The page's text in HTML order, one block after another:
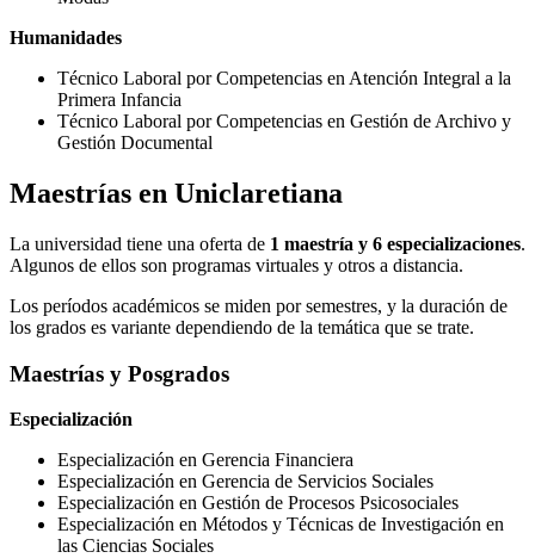
Humanidades
Técnico Laboral por Competencias en Atención Integral a la
Primera Infancia
Técnico Laboral por Competencias en Gestión de Archivo y
Gestión Documental
Maestrías en Uniclaretiana
La universidad tiene una oferta de 1 maestría y 6 especializaciones.
Algunos de ellos son programas virtuales y otros a distancia.
Los períodos académicos se miden por semestres, y la duración de
los grados es variante dependiendo de la temática que se trate.
Maestrías y Posgrados
Especialización
Especialización en Gerencia Financiera
Especialización en Gerencia de Servicios Sociales
Especialización en Gestión de Procesos Psicosociales
Especialización en Métodos y Técnicas de Investigación en
las Ciencias Sociales